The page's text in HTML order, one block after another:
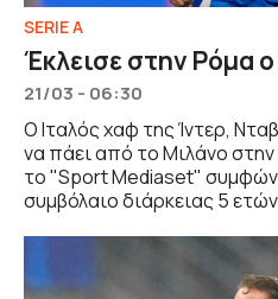
SERIE A
Έκλεισε στην Ρόμα
21/03 - 06:30
Ο Ιταλός χαφ της Ίντερ,
να πάει από το Μιλάνο
το "Sport Mediaset"
συμβόλαιο διάρκειας 5